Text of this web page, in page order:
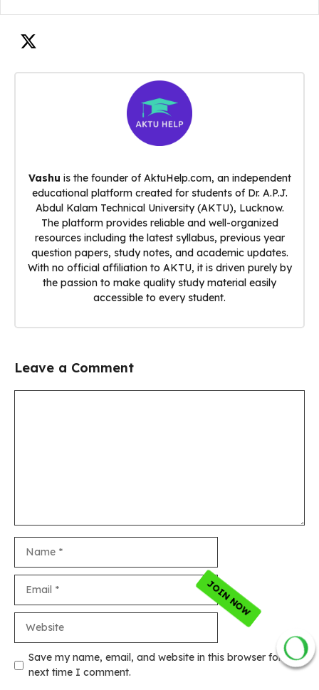
Vashu is the founder of AktuHelp.com, an independent
educational platform created for students of Dr. A.P.J.
Abdul Kalam Technical University (AKTU), Lucknow.
The platform provides reliable and well-organized
resources including the latest syllabus, previous year
question papers, study notes, and academic updates.
With no official affiliation to AKTU, it is driven purely by
the passion to make quality study material easily
accessible to every student.
Leave a Comment
Save my name, email, and website in this browser for the
next time I comment.